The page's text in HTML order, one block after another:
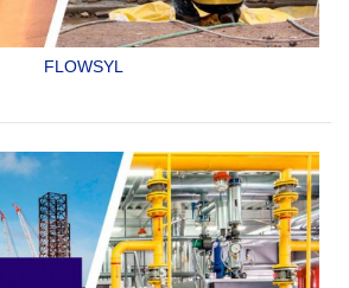
FLOWSYL
NRF-053-PEMEX-2006
SYLPYL 10 GAS